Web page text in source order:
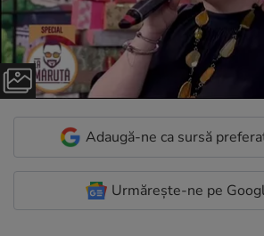
Adaugă-ne ca sursă
Urmărește-ne pe